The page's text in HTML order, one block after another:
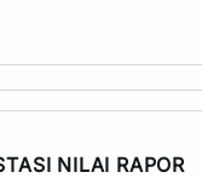
NILAI RAPOR